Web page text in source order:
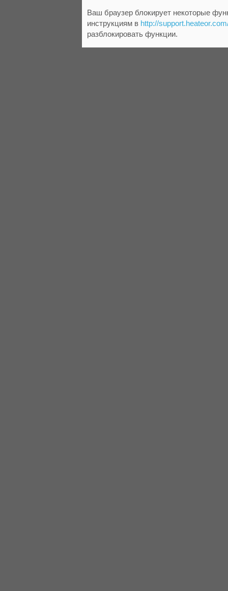
Ваш браузер блокирует некоторые
инструкциям в http://
разблокировать функции.